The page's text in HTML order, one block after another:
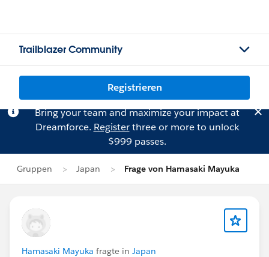
Trailblazer Community
Registrieren
Bring your team and maximize your impact at
Dreamforce. Registerthree or more to unlock
$999 passes.
Gruppen Japan Frage von Hamasaki Mayuka
Hamasaki Mayuka fragte in Japan